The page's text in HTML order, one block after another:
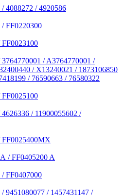
4088272 / 4920586
FF0220300
/ A3764770001 /
/ X13240021 / 1873106850
/ 76590663 / 76580322
/ 11900055602 /
/ FF0405200 A
FF0407000
/ 1457431147 /